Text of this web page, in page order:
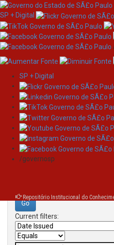
Skip
navigation
SP + Digital
SP + Digital
/governosp
Repositório Institucional do
Search
Search:
Current filters: